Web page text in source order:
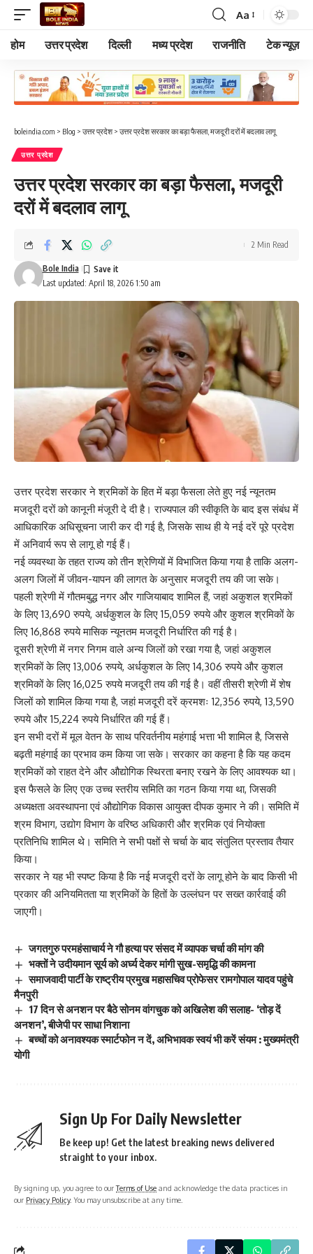
Font
Resizer
Aa
होम उत्तर प्रदेश दिल्ली मध्य प्रदेश राजनीति टेक न्यूज़
boleindia.com > Blog > उत्तर प्रदेश> उत्तर प्रदेश सरकार का बड़ा फैसला, मजदूरी दरों में बदलाव लागू
उत्तर प्रदेश
उत्तर प्रदेश सरकार का बड़ा फैसला, मजदूरी
दरों में बदलाव लागू
Last updated: April 18, 2026 1:50 am
Bole India
2 Min Read
उत्तर प्रदेश सरकार ने श्रमिकों के हित में बड़ा फैसला लेते हुए नई न्यूनतम
मजदूरी दरों को कानूनी मंजूरी दे दी है। राज्यपाल की स्वीकृति के बाद इस संबंध में
आधिकारिक अधिसूचना जारी कर दी गई है, जिसके साथ ही ये नई दरें पूरे प्रदेश
में अनिवार्य रूप से लागू हो गई हैं।
नई व्यवस्था के तहत राज्य को तीन श्रेणियों में विभाजित किया गया है ताकि अलग-
अलग जिलों में जीवन-यापन की लागत के अनुसार मजदूरी तय की जा सके।
पहली श्रेणी में गौतमबुद्ध नगर और गाजियाबाद शामिल हैं, जहां अकुशल श्रमिकों
के लिए 13,690 रुपये, अर्धकुशल के लिए 15,059 रुपये और कुशल श्रमिकों के
लिए 16,868 रुपये मासिक न्यूनतम मजदूरी निर्धारित की गई है।
दूसरी श्रेणी में नगर निगम वाले अन्य जिलों को रखा गया है, जहां अकुशल
श्रमिकों के लिए 13,006 रुपये, अर्धकुशल के लिए 14,306 रुपये और कुशल
श्रमिकों के लिए 16,025 रुपये मजदूरी तय की गई है। वहीं तीसरी श्रेणी में शेष
जिलों को शामिल किया गया है, जहां मजदूरी दरें क्रमशः 12,356 रुपये, 13,590
रुपये और 15,224 रुपये निर्धारित की गई हैं।
इन सभी दरों में मूल वेतन के साथ परिवर्तनीय महंगाई भत्ता भी शामिल है, जिससे
बढ़ती महंगाई का प्रभाव कम किया जा सके। सरकार का कहना है कि यह कदम
श्रमिकों को राहत देने और औद्योगिक स्थिरता बनाए रखने के लिए आवश्यक था।
इस फैसले के लिए एक उच्च स्तरीय समिति का गठन किया गया था, जिसकी
अध्यक्षता अवस्थापना एवं औद्योगिक विकास आयुक्त दीपक कुमार ने की। समिति में
श्रम विभाग, उद्योग विभाग के वरिष्ठ अधिकारी और श्रमिक एवं नियोक्ता
प्रतिनिधि शामिल थे। समिति ने सभी पक्षों से चर्चा के बाद संतुलित प्रस्ताव तैयार
किया।
सरकार ने यह भी स्पष्ट किया है कि नई मजदूरी दरों के लागू होने के बाद किसी भी
प्रकार की अनियमितता या श्रमिकों के हितों के उल्लंघन पर सख्त कार्रवाई की
जाएगी।
जगतगुरु परमहंसाचार्य ने गौ हत्या पर संसद में व्यापक चर्चा की मांग की
भक्तों ने उदीयमान सूर्य को अर्घ्य देकर मांगी सुख-समृद्धि की कामना
समाजवादी पार्टी के राष्ट्रीय प्रमुख महासचिव प्रोफेसर रामगोपाल यादव पहुंचे
मैनपुरी
17 दिन से अनशन पर बैठे सोनम वांगचुक को अखिलेश की सलाह- ‘तोड़ दें
अनशन’, बीजेपी पर साधा निशाना
बच्चों को अनावश्यक स्मार्टफोन न दें, अभिभावक स्वयं भी करें संयम : मुख्यमंत्री
योगी
Sign Up For Daily Newsletter
Be keep up! Get the latest breaking news delivered
straight to your inbox.
By signing up, you agree to ourTerms of Use and acknowledge the data practices in
our Privacy Policy. You may unsubscribe at any time.